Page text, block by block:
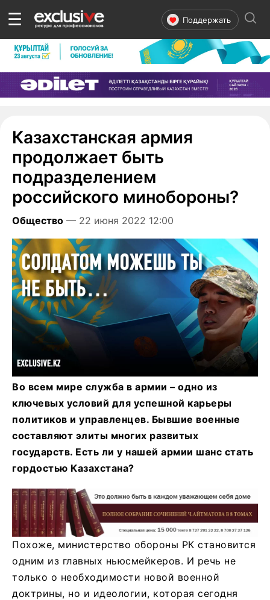
☰ Поддержать
Казахстанская армия
продолжает быть
подразделением
российского минобороны?
Общество — 22 июня 2022 12:00
Во всем мире служба в армии – одно из
ключевых условий для успешной карьеры
политиков и управленцев. Бывшие военные
составляют элиты многих развитых
государств. Есть ли у нашей армии шанс стать
гордостью Казахстана?
Похоже, министерство обороны РК становится
одним из главных ньюсмейкеров. И речь не
только о необходимости новой военной
доктрины, но и идеологии, которая сегодня